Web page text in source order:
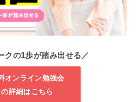
クの1歩が踏み出せる／
オンライン勉強会
の詳細はこちら